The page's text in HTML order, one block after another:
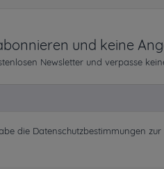
und keine
Newsletter und verpasse
die Datenschutzbestimmungen